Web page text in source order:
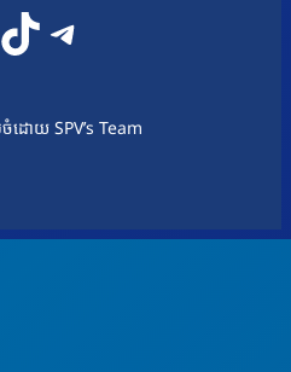
TikTokTelegram
ចំដោយ SPV’s Team